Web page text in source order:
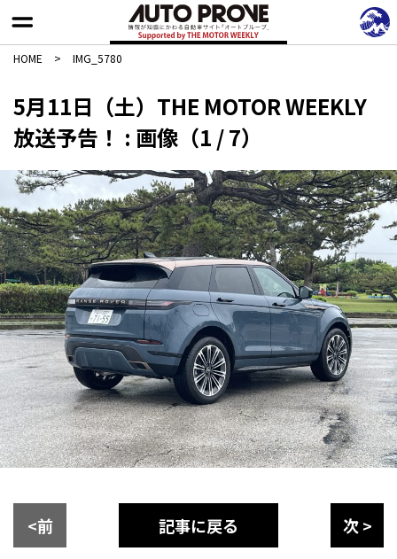
HOME > IMG_5780
5月11日（土）THE MOTOR WEEKLY
放送予告！ : 画像（1 / 7）
<前 記事に戻る 次 >